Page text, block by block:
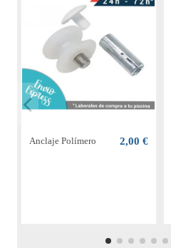
Anclaje Polímero 2,00 €